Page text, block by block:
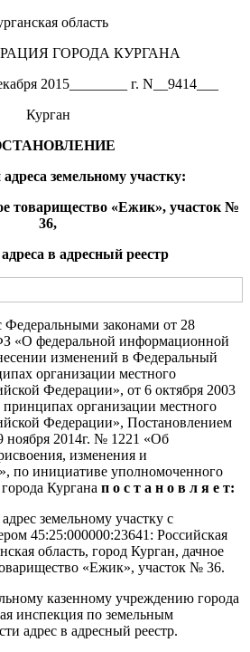
область
ГОРОДА КУРГАНА
2015________ г. N__9414___
Курган
адреса земельному участку:
товарищество «Ежик», участок №
36,
в адресный реестр
Федеральными законами от 28
«О федеральной информационной
изменений в Федеральный
организации местного
Федерации», от 6 октября 2003
организации местного
Федерации», Постановлением
ноября 2014г. № 1221 «Об
изменения и
, по инициативе уполномоченного
города Кургана п о с т а н о в л я е т:
земельному участку с
45:25:000000:23641: Российская
область, город Курган, дачное
«Ежик», участок № 36.
казенному учреждению города
инспекция по земельным
адрес в адресный реестр.